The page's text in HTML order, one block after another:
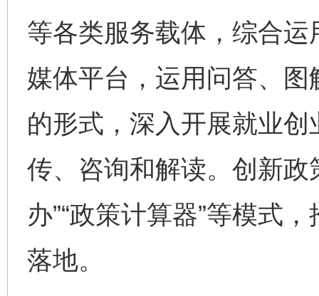
等各类服务载体，综合
媒体平台，运用问答、
的形式，深入开展就业
传、咨询和解读。创新政
办”“政策计算器”等模式
落地。